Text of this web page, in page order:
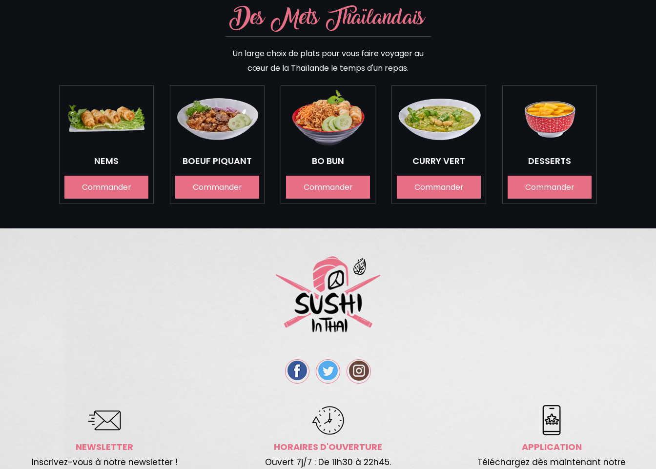
Des Mets Thaïlandais
Un large choix de plats pour vous faire voyager au
cœur de la Thaïlande le temps d'un repas.
NEMS
Commander
BOEUF PIQUANT
Commander
BO BUN
Commander
CURRY VERT
Commander
DESSERTS
Commander
NEWSLETTER
Inscrivez-vous à notre newsletter !
HORAIRES D'OUVERTURE
Ouvert 7j/7 : De 11h30 à 22h45.
APPLICATION
Téléchargez dès maintenant notre